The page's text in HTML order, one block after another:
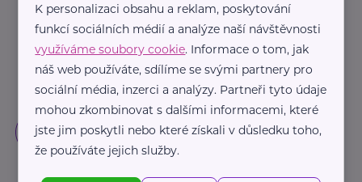
K personalizaci obsahu a reklam, poskytování
funkcí sociálních médií a analýze naší návštěvnosti
využíváme soubory cookie. Informace o tom, jak
náš web používáte, sdílíme se svými partnery pro
sociální média, inzerci a analýzy. Partneři tyto údaje
mohou zkombinovat s dalšími informacemi, které
jste jim poskytli nebo které získali v důsledku toho,
že používáte jejich služby.